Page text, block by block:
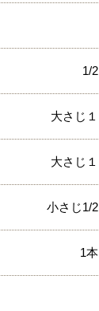
1/2
大さじ１
大さじ１
小さじ1/2
1本